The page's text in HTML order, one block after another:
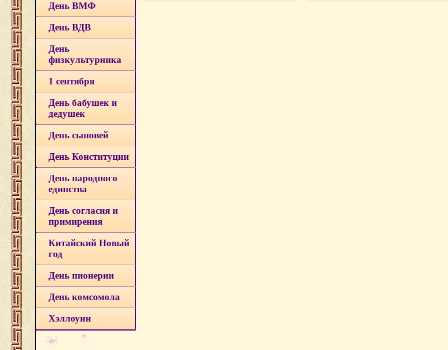
День ВМФ
День ВДВ
День
физкультурника
1 сентября
День бабушек и
дедушек
День сыновей
День Конституции
День народного
единства
День согласия и
примирения
Китайский Новый
год
День пионерии
День комсомола
Хэллоуин